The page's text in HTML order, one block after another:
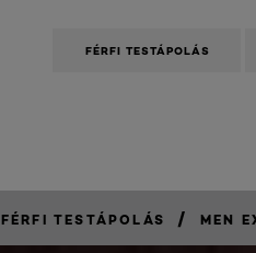
FÉRFI TESTÁPOLÁS
FÉRFI TESTÁPOLÁS / MEN